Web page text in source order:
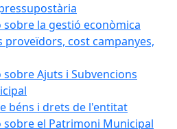
la gestió econòmica
proveïdors, cost campanyes,
Ajuts i Subvencions
béns i drets de l'entitat
el Patrimoni Municipal